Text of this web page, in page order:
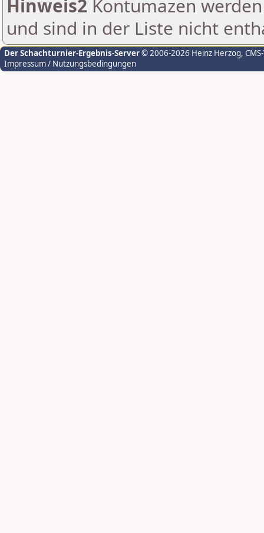
Hinweis2 Kontumazen
und sind in der Liste nicht
Der Schachturnier-Ergebnis-Server© 2006-2026 Heinz Herzog,
Impressum / Nutzungsbedingungen